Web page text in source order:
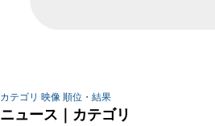
カテゴリ 映像 順位・結果
ニュース｜カテゴリ